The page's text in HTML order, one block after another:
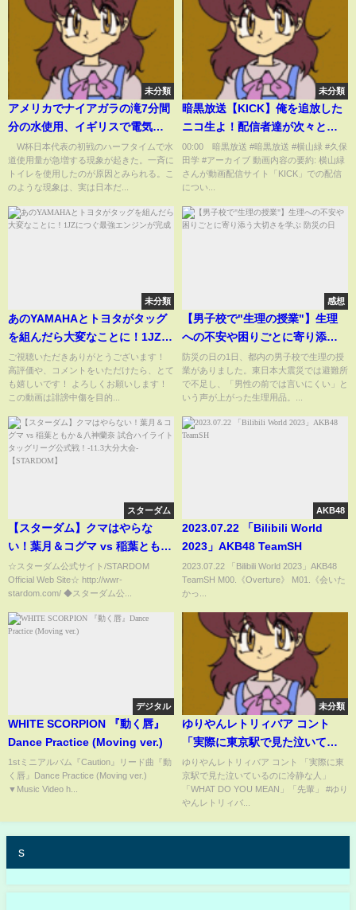
未分類
アメリカでナイアガラの滝7分間
分の水使用、イギリスで電気使
用量が激増…世界各国の“ハーフ
タイム事情”(ABEMA TIMES)
W杯日本代表の初戦のハーフタイムで水
道使用量が急増する現象が起きた。一斉に
トイレを使用したのが原因とみられる。こ
のような現象は、実は日本だ...
未分類
暗黒放送【KICK】俺を追放した
ニコ生よ！配信者達が次々と
kickに移籍。男生主を冷遇する
サイトをぶっ壊す！ 2025/3/12
00:00 暗黒放送 #暗黒放送 #横山緑 #久保
田学 #アーカイブ 動画内容の要約: 横山緑
さんが動画配信サイト「KICK」での配信
につい...
未分類
あのYAMAHAとトヨタがタッグ
を組んだら大変なことに！1JZに
つぐ最強エンジンが完成
ご視聴いただきありがとうございます！
高評価や、コメントをいただけたら、とて
も嬉しいです！ よろしくお願いします！
この動画は誹謗中傷を目的...
感想
【男子校で"生理の授業"】生理
への不安や困りごとに寄り添う
大切さを学ぶ 防災の日
防災の日の1日、都内の男子校で生理の授
業がありました。東日本大震災では避難所
で不足し、「男性の前では言いにくい」と
いう声が上がった生理用品。...
スターダム
【スターダム】クマはやらな
い！葉月＆コグマ vs 稲葉ともか
＆八神蘭奈 試合ハイライト タッ
グリーグ公式戦！-11.3大分大会-
【STARDOM】
☆スターダム公式サイト/STARDOM
Official Web Site☆ http://wwr-
stardom.com/ ◆スターダム公...
AKB48
2023.07.22 「Bilibili World
2023」AKB48 TeamSH
2023.07.22 「Bilibili World 2023」AKB48
TeamSH M00.《Overture》 M01.《会いた
かっ...
デジタル
WHITE SCORPION 『動く唇』
Dance Practice (Moving ver.)
1stミニアルバム『Caution』リード曲『動
く唇』Dance Practice (Moving ver.)
▼Music Video h...
未分類
ゆりやんレトリィバア コント
「実際に東京駅で見た泣いてい
るのに冷静な人」「WHAT DO
YOU MEAN」「先輩」
ゆりやんレトリィバア コント 「実際に東
京駅で見た泣いているのに冷静な人」
「WHAT DO YOU MEAN」「先輩」 #ゆり
やんレトリィバ...
s